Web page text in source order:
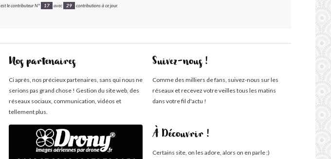
est le contributeur N° 17 avec 29 contributions à ce jour.
Nos partenaires
Ci après, nos précieux partenaires, sans qui nous ne
serions pas grand chose ! Gestion du site web, des
réseaux sociaux, communication, vidéos et
tellement plus.
Suivez-nous !
Comme des milliers de fans, suivez-nous sur les
réseaux et recevez votre veilles tous les matins
dans votre fil d'actu !
À Découvrir !
Certains site, on les adore, alors on en parle ;)